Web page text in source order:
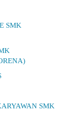
SMK
SMK